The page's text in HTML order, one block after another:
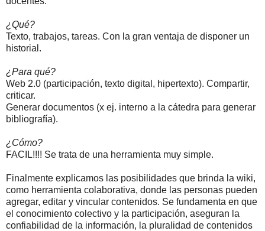
¿Qué?
Texto, trabajos, tareas. Con la gran ventaja de disponer un
historial.
¿Para qué?
Web 2.0 (participación, texto digital, hipertexto). Compartir,
criticar.
Generar documentos (x ej. interno a la cátedra para generar
bibliografía).
¿Cómo?
FACIL!!!! Se trata de una herramienta muy simple.
Finalmente explicamos las posibilidades que brinda la wiki,
como herramienta colaborativa, donde las personas pueden
agregar, editar y vincular contenidos. Se fundamenta en que
el conocimiento colectivo y la participación, aseguran la
confiabilidad de la información, la pluralidad de contenidos